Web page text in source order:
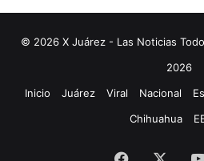
© 2026 X Juárez - Las Noticias
2026
Inicio
Juárez Viral Nacional
Chihuahua
Facebook